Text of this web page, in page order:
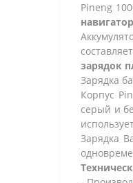
Pineng
зарядок
Зарядка
Корпус
серый и
Зарядка